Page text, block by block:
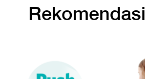
Rekomendasi